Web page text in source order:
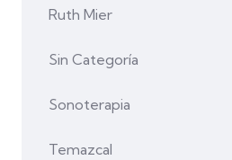
Ruth Mier
Sin Categoría
Sonoterapia
Temazcal